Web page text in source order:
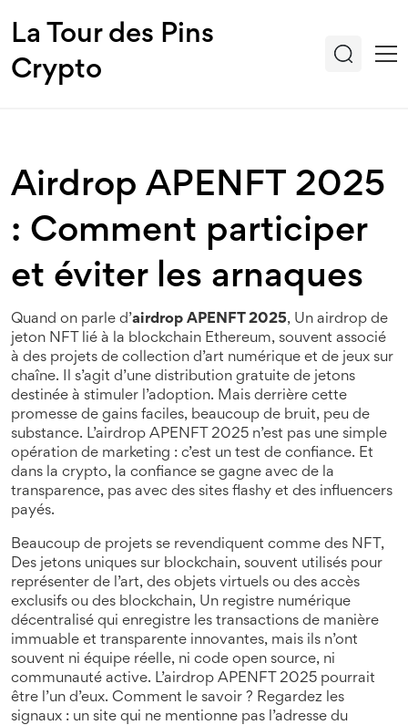
La Tour des Pins
Crypto
Airdrop APENFT 2025
: Comment participer
et éviter les arnaques
Quand on parle d’airdrop APENFT 2025, Un airdrop de
jeton NFT lié à la blockchain Ethereum, souvent associé
à des projets de collection d’art numérique et de jeux sur
chaîne. Il s’agit d’une distribution gratuite de jetons
destinée à stimuler l’adoption. Mais derrière cette
promesse de gains faciles, beaucoup de bruit, peu de
substance. L’airdrop APENFT 2025 n’est pas une simple
opération de marketing : c’est un test de confiance. Et
dans la crypto, la confiance se gagne avec de la
transparence, pas avec des sites flashy et des influencers
payés.
Beaucoup de projets se revendiquent comme des NFT ,
Des jetons uniques sur blockchain, souvent utilisés pour
représenter de l’art, des objets virtuels ou des accès
exclusifs ou des blockchain, Un registre numérique
décentralisé qui enregistre les transactions de manière
immuable et transparente innovantes, mais ils n’ont
souvent ni équipe réelle, ni code open source, ni
communauté active. L’airdrop APENFT 2025 pourrait
être l’un d’eux. Comment le savoir ? Regardez les
signaux : un site qui ne mentionne pas l’adresse du